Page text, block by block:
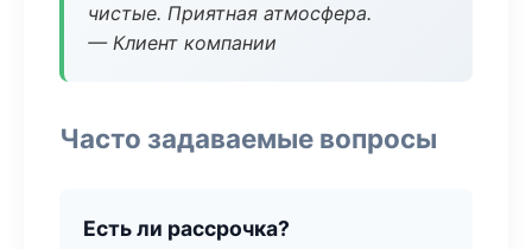
чистые. Приятная атмосфера.
— Клиент компании
Часто задаваемые вопросы
Есть ли рассрочка?